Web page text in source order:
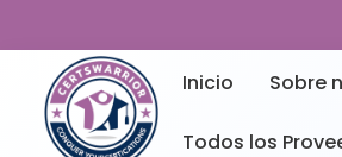
Inicio Sobre
Todos los